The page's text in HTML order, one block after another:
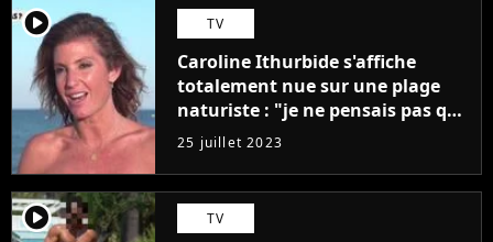
player2 TV
Caroline Ithurbide s'affiche
totalement nue sur une plage
naturiste : "je ne pensais pas que
j'arriverais à le faire..."
25 juillet 2023
player2 TV